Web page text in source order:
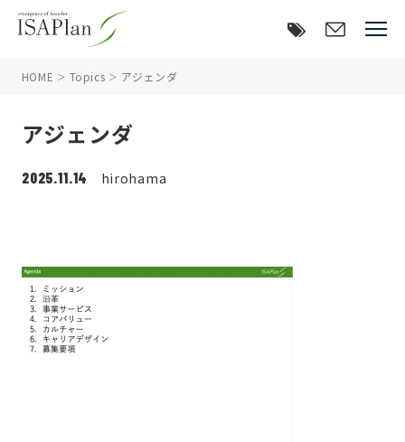
HOME Topics アジェンダ
アジェンダ
2025.11.14 hirohama